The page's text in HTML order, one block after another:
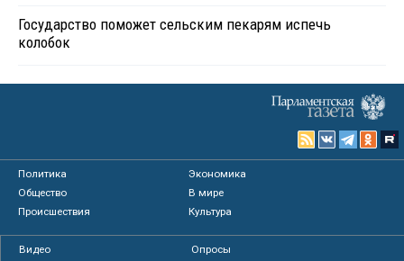
Государство поможет сельским пекарям испечь
колобок
Политика
Экономика
Общество
В мире
Происшествия
Культура
Видео
Опросы